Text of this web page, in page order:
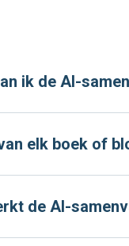
ik de AI-
elk boek of
de AI-